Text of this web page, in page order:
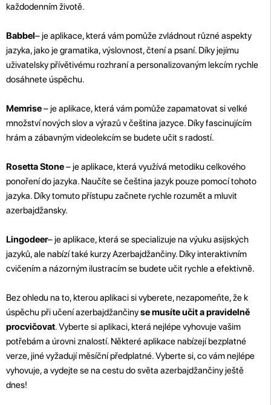
každodenním životě.
Babbel– je aplikace, která vám pomůže zvládnout různé aspekty
jazyka, jako je gramatika, výslovnost, čtení a psaní. Díky jejímu
uživatelsky přívětivému rozhraní a personalizovaným lekcím rychle
dosáhnete úspěchu.
Memrise– je aplikace, která vám pomůže zapamatovat si velké
množství nových slov a výrazů v čeština jazyce. Díky fascinujícím
hrám a zábavným videolekcím se budete učit s radostí.
Rosetta Stone– je aplikace, která využívá metodiku celkového
ponoření do jazyka. Naučíte se čeština jazyk pouze pomocí tohoto
jazyka. Díky tomuto přístupu začnete rychle rozumět a mluvit
azerbajdžansky.
Lingodeer– je aplikace, která se specializuje na výuku asijských
jazyků, ale nabízí také kurzy Azerbajdžančiny. Díky interaktivním
cvičením a názorným ilustracím se budete učit rychle a efektivně.
Bez ohledu na to, kterou aplikaci si vyberete, nezapomeňte, že k
úspěchu při učení azerbajdžančinyse musíte učit a pravidelně
procvičovat. Vyberte si aplikaci, která nejlépe vyhovuje vašim
potřebám a úrovni znalostí. Některé aplikace nabízejí bezplatné
verze, jiné vyžadují měsíční předplatné. Vyberte si, co vám nejlépe
vyhovuje, a vydejte se na cestu do světa azerbajdžančiny ještě
dnes!